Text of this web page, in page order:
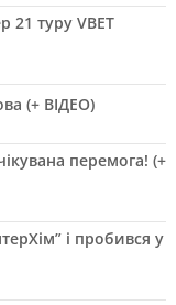
туру VBET
(+ ВІДЕО)
перемога! (+
і пробився у